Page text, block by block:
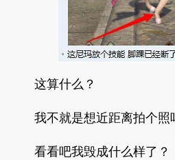
这算什么？
我不就是想近距离拍个照
看看吧我毁成什么样了？